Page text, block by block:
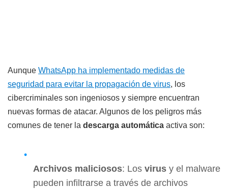
Aunque WhatsApp ha implementado medidas de
seguridad para evitar la propagación de virus, los
cibercriminales son ingeniosos y siempre encuentran
nuevas formas de atacar. Algunos de los peligros más
comunes de tener la descarga automática activa son:
Archivos maliciosos: Los virus y el malware
pueden infiltrarse a través de archivos